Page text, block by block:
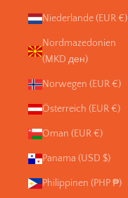
Niederlande (EUR €)
Nordmazedonien
(MKD ден)
Norwegen (EUR €)
Österreich (EUR €)
Oman (EUR €)
Panama (USD $)
Philippinen (PHP ₱)